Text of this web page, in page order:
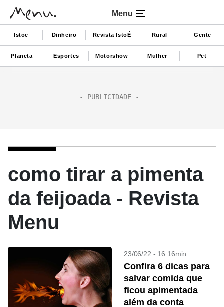
Menu
Istoe Dinheiro Revista IstoÉ Rural Gente
Planeta Esportes Motorshow Mulher Pet
como tirar a pimenta
da feijoada - Revista
Menu
23/06/22 - 16:16min
Confira 6 dicas para
salvar comida que
ficou apimentada
além da conta